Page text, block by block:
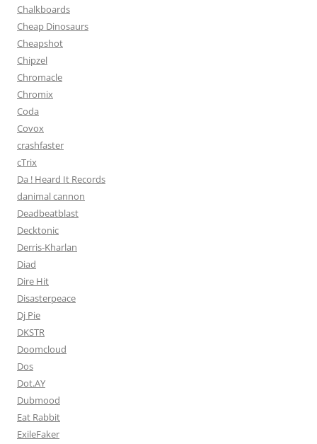
Chalkboards
Cheap Dinosaurs
Cheapshot
Chipzel
Chromacle
Chromix
Coda
Covox
crashfaster
cTrix
Da ! Heard It Records
danimal cannon
Deadbeatblast
Decktonic
Derris-Kharlan
Diad
Dire Hit
Disasterpeace
Dj Pie
DKSTR
Doomcloud
Dos
Dot.AY
Dubmood
Eat Rabbit
ExileFaker